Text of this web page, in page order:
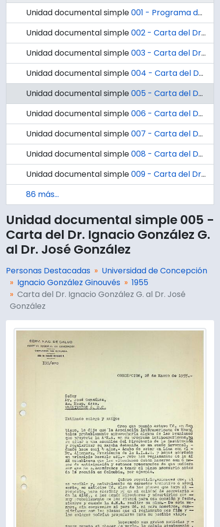
Unidad documental simple001 - Programa de la Tercera Sesión Interamericana del Colegio de Cirujanos Americanos
Unidad documental simple002 - Carta del Dr. Ignacio González G. al Doctor H. B. Castle
Unidad documental simple003 - Carta del Dr. Ignacio González G. al Dr. Hernán Romero
Unidad documental simple004 - Carta del Dr. Ignacio González G. al Dr. Manuel Donoso
Unidad documental simple005 - Carta del Dr. Ignacio González G. al Dr. José González
Unidad documental simple006 - Carta del Dr. Ignacio González G. al Dr. Guillermo Repetto
Unidad documental simple007 - Carta del Dr. Ignacio González G. al Dr. Henry Swan
Unidad documental simple008 - Carta del Dr. Ignacio González G. al Dr. Matthew Kinde
Unidad documental simple009 - Carta del Dr. José González al Dr. Ignacio González G.
86 más...
Unidad documental simple 005 -
Carta del Dr. Ignacio González G.
al Dr. José González
Personas Destacadas
Universidad de Concepción
Ignacio González Ginouvés
1955
Carta del Dr. Ignacio González G. al Dr. José
González